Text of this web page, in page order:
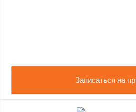
Записаться на